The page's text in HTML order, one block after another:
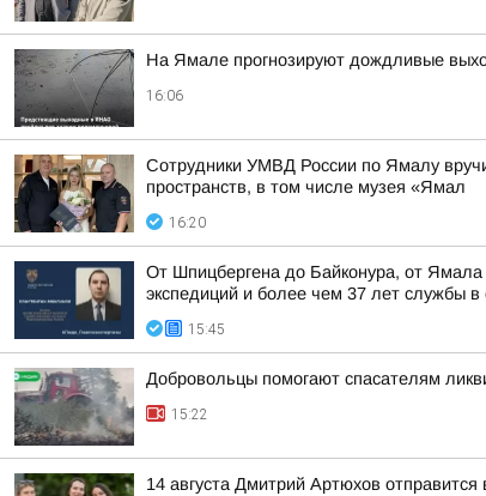
На Ямале прогнозируют дождливые
16:06
Сотрудники УМВД России по Ямалу
пространств, в том числе музея «Ямал
16:20
От Шпицбергена до Байконура, от
экспедиций и более чем 37 лет службы в
15:45
Добровольцы помогают спасателям
15:22
14 августа Дмитрий Артюхов